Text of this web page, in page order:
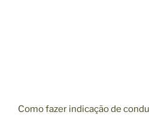
Como fazer indicação de